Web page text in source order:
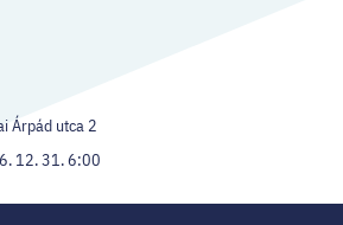
Árpád utca 2
12. 31. 6:00